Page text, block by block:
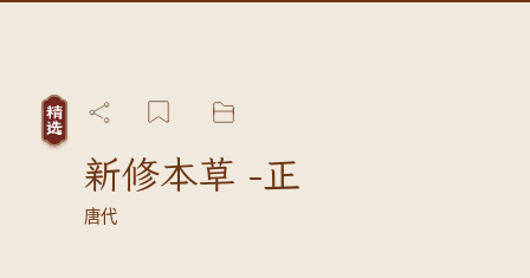
新修本草 -正
唐代